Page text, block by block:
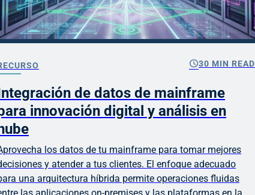
schedule30 MIN READ
de datos de mainframe
innovación digital y análisis en
los datos de tu mainframe para tomar mejores
y atender a tus clientes. El enfoque adecuado
una arquitectura híbrida permite operaciones fluidas